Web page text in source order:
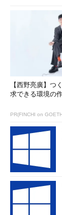
【西野亮廣】つ
求できる環境の
PR(FINCHI on